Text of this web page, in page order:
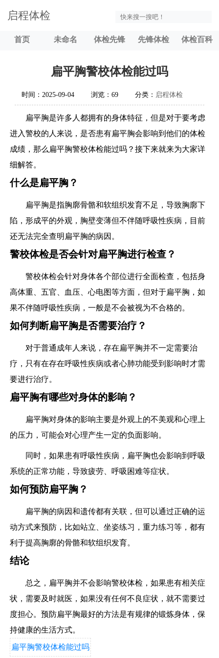
启程体检
首页 未命名 体检先锋 先锋体检 体检百科
扁平胸警校体检能过吗
时间：2025-09-04 浏览：69 分类： 启程体检
扁平胸是许多人都拥有的身体特征，但是对于要考虑
进入警校的人来说，是否患有扁平胸会影响到他们的体检
成绩，那么扁平胸警校体检能过吗？接下来就来为大家详
细解答。
什么是扁平胸？
扁平胸是指胸廓骨骼和软组织发育不足，导致胸廓下
陷，形成平的外观，胸壁变薄但不伴随呼吸性疾病，目前
还无法完全查明扁平胸的病因。
警校体检是否会针对扁平胸进行检查？
警校体检会针对身体各个部位进行全面检查，包括身
高体重、五官、血压、心电图等方面，但对于扁平胸，如
果不伴随呼吸性疾病，一般是不会被视为不合格的。
如何判断扁平胸是否需要治疗？
对于普通成年人来说，存在扁平胸并不一定需要治
疗，只有在存在呼吸性疾病或者心肺功能受到影响时才需
要进行治疗。
扁平胸有哪些对身体的影响？
扁平胸对身体的影响主要是外观上的不美观和心理上
的压力，可能会对心理产生一定的负面影响。
同时，如果患有呼吸性疾病，扁平胸也会影响到呼吸
系统的正常功能，导致疲劳、呼吸困难等症状。
如何预防扁平胸？
扁平胸的病因和遗传都有关联，但可以通过正确的运
动方式来预防，比如站立、坐姿练习，重力练习等，都有
利于提高胸廓的骨骼和软组织发育。
结论
总之，扁平胸并不会影响警校体检，如果患有相关症
状，需要及时就医，如果没有任何不良症状，就不需要过
度担心。预防扁平胸最好的方法是有规律的锻炼身体，保
持健康的生活方式。
扁平胸警校体检能过吗